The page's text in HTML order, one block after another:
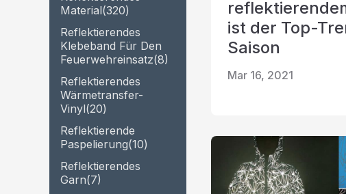
Prismatisches Klebeband
Im dunklen Material leuchten
Perforierter reflektierender
Stoff
Material(320)
Reflektierendes
Klebeband Für Den
Feuerwehreinsatz(8)
Reflektierendes
Wärmetransfer-
Vinyl(20)
Reflektierende
Paspelierung(10)
Reflektierendes
Garn(7)
ist der Top-
Saison
Mar 16, 2021